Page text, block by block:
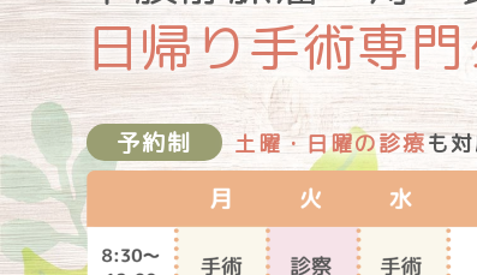
日帰り手術専門
予約制 土曜・日曜の診療も